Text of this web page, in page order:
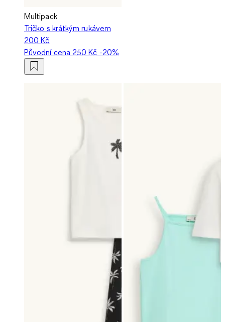
Multipack
Tričko s krátkým rukávem
200 Kč
Původní cena 250 Kč -20%